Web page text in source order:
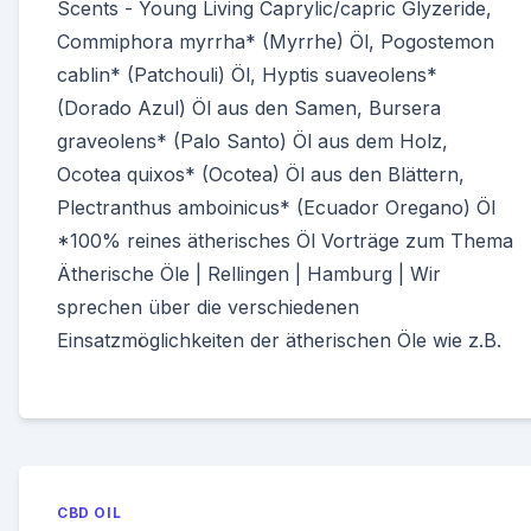
Scents - Young Living Caprylic/capric Glyzeride,
Commiphora myrrha* (Myrrhe) Öl, Pogostemon
cablin* (Patchouli) Öl, Hyptis suaveolens*
(Dorado Azul) Öl aus den Samen, Bursera
graveolens* (Palo Santo) Öl aus dem Holz,
Ocotea quixos* (Ocotea) Öl aus den Blättern,
Plectranthus amboinicus* (Ecuador Oregano) Öl
*100% reines ätherisches Öl Vorträge zum Thema
Ätherische Öle | Rellingen | Hamburg | Wir
sprechen über die verschiedenen
Einsatzmöglichkeiten der ätherischen Öle wie z.B.
CBD OIL